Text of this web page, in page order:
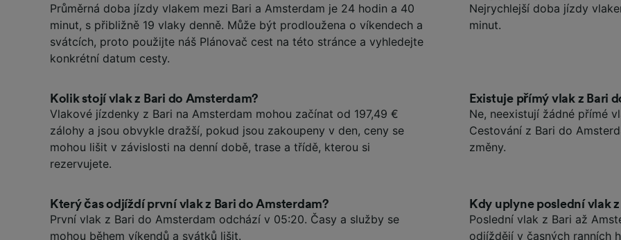
Průměrná doba jízdy vlakem mezi Bari a Amsterdam je 24 hodin a 40
minut, s přibližně 19 vlaky denně. Může být prodloužena o víkendech a
svátcích, proto použijte náš Plánovač cest na této stránce a vyhledejte
konkrétní datum cesty.
Nejrychlejší doba jízdy
minut.
Kolik stojí vlak z Bari do Amsterdam?
Vlakové jízdenky z Bari na Amsterdam mohou začínat od 197,49 €
zálohy a jsou obvykle dražší, pokud jsou zakoupeny v den, ceny se
mohou lišit v závislosti na denní době, trase a třídě, kterou si
rezervujete.
Existuje přímý vlak z Bari
Ne, neexistují žádné přímé
Cestování z Bari do
změny.
Který čas odjíždí první vlak z Bari do Amsterdam?
První vlak z Bari do Amsterdam odchází v 05:20. Časy a služby se
mohou během víkendů a svátků lišit.
Kdy uplyne poslední vlak
Poslední vlak z Bari až
odjíždějí v časných ranních